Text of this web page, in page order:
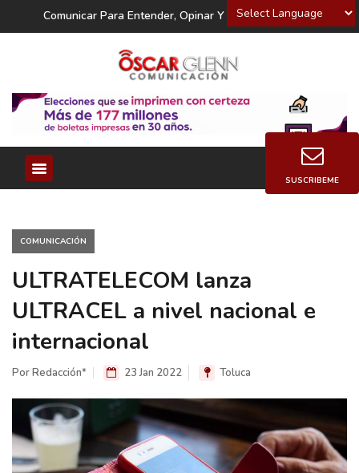
Powered by
Comunicar Para Entender, Opinar Y Decidir
COMUNICACIÓN
ULTRATELECOM lanza
ULTRACEL a nivel nacional e
internacional
Por Redacción* 23 Jan 2022 Toluca
SUSCRIBEME